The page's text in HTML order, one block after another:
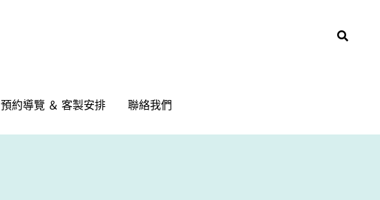
預約導覽 ＆ 客製安排 聯絡我們
預約導覽 ＆ 客製安排 聯絡我們